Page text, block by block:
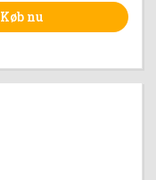
Køb nu